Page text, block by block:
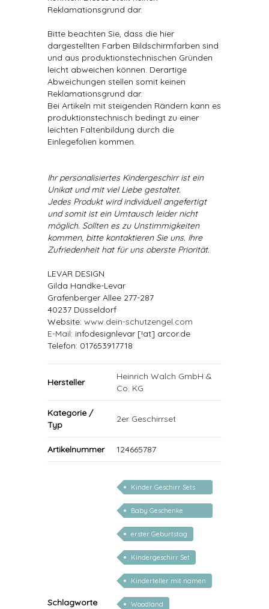
Reklamationsgrund dar.
Bitte beachten Sie, dass die hier
dargestellten Farben Bildschirmfarben sind
und aus produktionstechnischen Gründen
leicht abweichen können. Derartige
Abweichungen stellen somit keinen
Reklamationsgrund dar.
Bei Artikeln mit steigenden Rändern kann es
produktionstechnisch bedingt zu einer
leichten Faltenbildung durch die
Einlegefolien kommen.
Ihr personalisiertes Kindergeschirr ist ein
Unikat und mit viel Liebe gestaltet.
Jedes Produkt wird individuell angefertigt
und somit ist ein Umtausch leider nicht
möglich. Sollten es zu Unstimmigkeiten
kommen, bitte kontaktieren Sie uns. Ihre
Zufriedenheit hat für uns oberste Priorität.
LEVAR DESIGN
Gilda Handke-Levar
Grafenberger Allee 277-287
40237 Düsseldorf
Website: www.dein-schutzengel.com
E-Mail: infodesignlevar [!at] arcor.de
Telefon: 017653917718
Hersteller
Heinrich Walch GmbH &
Co. KG
Kategorie /
Typ
2er Geschirrset
Artikelnummer 124665787
Schlagworte
Kinder Geschirr Sets
Melamin
Baby Geschenke
personalisierbar
erster Geburtstag
Kindergeschirr Set
Kinderteller mit namen
Woodland